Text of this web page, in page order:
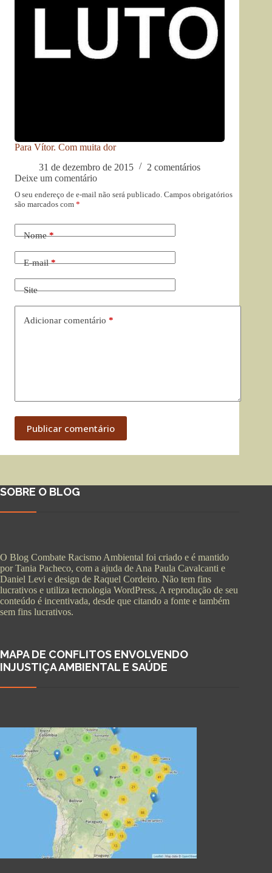
Para Vítor. Com muita dor
31 de dezembro de 2015
2 comentários
Deixe um comentário
O seu endereço de e-mail não será publicado. Campos obrigatórios
são marcados com *
Nome*
E-mail*
Site
Adicionar comentário *
Publicar comentário
SOBRE O BLOG
O Blog Combate Racismo Ambiental foi criado e é mantido
por Tania Pacheco, com a ajuda de Ana Paula Cavalcanti e
Daniel Levi e design de Raquel Cordeiro. Não tem fins
lucrativos e utiliza tecnologia WordPress. A reprodução de seu
conteúdo é incentivada, desde que citando a fonte e também
sem fins lucrativos.
MAPA DE CONFLITOS ENVOLVENDO
INJUSTIÇA AMBIENTAL E SAÚDE